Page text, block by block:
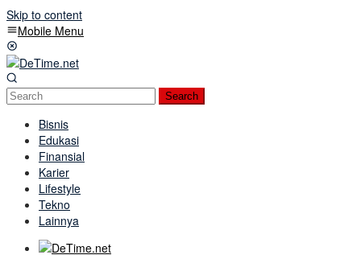
Skip to content
Mobile Menu
Search
Bisnis
Edukasi
Finansial
Karier
Lifestyle
Tekno
Lainnya